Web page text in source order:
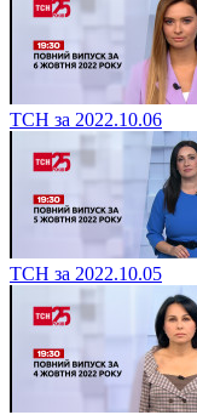
ТСН за 2022.10.06
ТСН за 2022.10.05